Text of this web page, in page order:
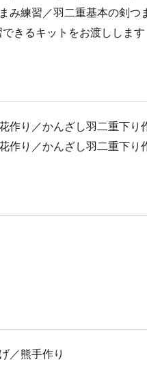
み練習／羽二重基本の剣つ
できるキットをお渡ししま
作り／かんざし羽二重下り
作り／かんざし羽二重下り
／熊手作り